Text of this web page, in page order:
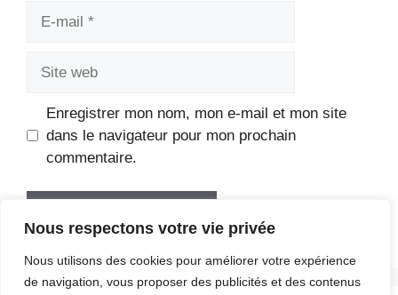
Nous respectons votre vie privée
Nous utilisons des cookies pour améliorer votre expérience
de navigation, vous proposer des publicités et des contenus
Enregistrer mon nom, mon e-mail et mon site
dans le navigateur pour mon prochain
commentaire.